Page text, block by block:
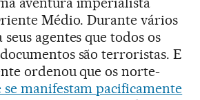
Médio. Durante vários
agentes que todos os
são terroristas. E
ordenou que os norte-
se manifestam pacificamente